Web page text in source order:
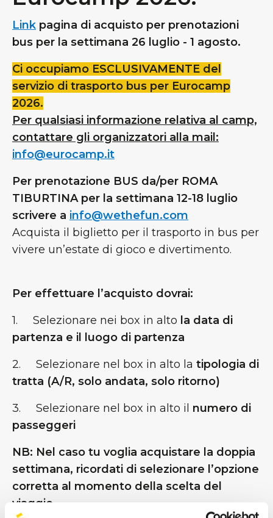
Link pagina di acquisto per prenotazioni
bus per la settimana 26 luglio - 1 agosto.
Ci occupiamo ESCLUSIVAMENTE del
servizio di trasporto bus per Eurocamp
2026.
Per qualsiasi informazione relativa al camp,
contattare gli organizzatori alla mail:
info@eurocamp.it
Per prenotazione BUS da/per ROMA
TIBURTINA per la settimana 12-18 luglio
scrivere a info@wethefun.com
Acquista il biglietto per il trasporto in bus per
vivere un’estate di gioco e divertimento.
Per effettuare l’acquisto dovrai:
1. Selezionare nei box in alto la data di
partenza e il luogo di partenza
2. Selezionare nel box in alto la tipologia di
tratta (A/R, solo andata, solo ritorno)
3. Selezionare nel box in alto il numero di
passeggeri
NB: Nel caso tu voglia acquistare la doppia
settimana, ricordati di selezionare l’opzione
corretta al momento della scelta del
viaggio